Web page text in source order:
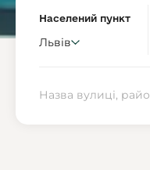
Населений пункт
Львів